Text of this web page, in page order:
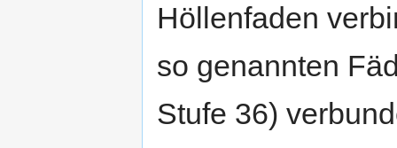
Höllenfaden
so genannten
Stufe 36)